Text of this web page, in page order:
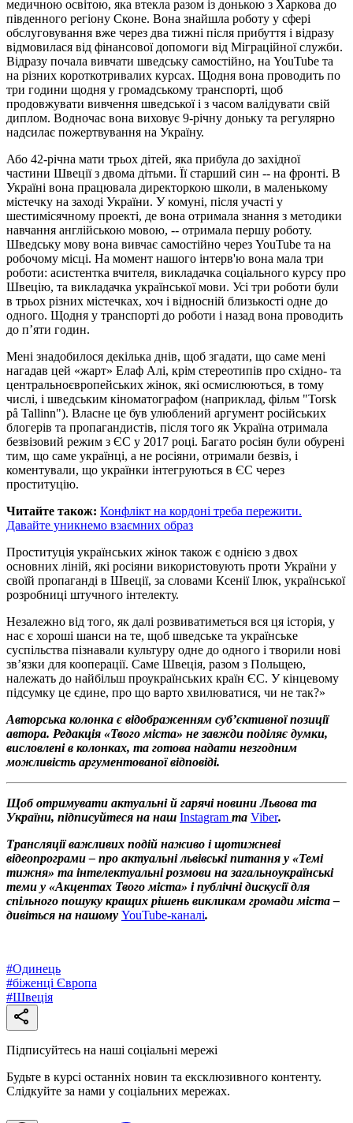
медичною освітою, яка втекла разом із донькою з Харкова до
південного регіону Сконе. Вона знайшла роботу у сфері
обслуговування вже через два тижні після прибуття і відразу
відмовилася від фінансової допомоги від Міграційної служби.
Відразу почала вивчати шведську самостійно, на YouTube та
на різних короткотривалих курсах. Щодня вона проводить по
три години щодня у громадському транспорті, щоб
продовжувати вивчення шведської і з часом валідувати свій
диплом. Водночас вона виховує 9-річну доньку та регулярно
надсилає пожертвування на Україну.
Або 42-річна мати трьох дітей, яка прибула до західної
частини Швеції з двома дітьми. Її старший син -- на фронті. В
Україні вона працювала директоркою школи, в маленькому
містечку на заході України. У комуні, після участі у
шестимісячному проекті, де вона отримала знання з методики
навчання англійською мовою, -- отримала першу роботу.
Шведську мову вона вивчає самостійно через YouTube та на
робочому місці. На момент нашого інтерв'ю вона мала три
роботи: асистентка вчителя, викладачка соціального курсу про
Швецію, та викладачка української мови. Усі три роботи були
в трьох різних містечках, хоч і відносній близькості одне до
одного. Щодня у транспорті до роботи і назад вона проводить
до п’яти годин.
Мені знадобилося декілька днів, щоб згадати, що саме мені
нагадав цей «жарт» Елаф Алі, крім стереотипів про східно- та
центральноєвропейських жінок, які осмислюються, в тому
числі, і шведським кіноматографом (наприклад, фільм "Torsk
på Tallinn"). Власне це був улюблений аргумент російських
блогерів та пропагандистів, після того як Україна отримала
безвізовий режим з ЄС у 2017 році. Багато росіян були обурені
тим, що саме українці, а не росіяни, отримали безвіз, і
коментували, що українки інтегруються в ЄС через
проституцію.
Читайте також: Конфлікт на кордоні треба пережити.
Давайте уникнемо взаємних образ
Проституція українських жінок також є однією з двох
основних ліній, які росіяни використовують проти України у
своїй пропаганді в Швеції, за словами Ксенії Ілюк, української
розробниці штучного інтелекту.
Незалежно від того, як далі розвиватиметься вся ця історія, у
нас є хороші шанси на те, щоб шведське та українське
суспільства пізнавали культуру одне до одного і творили нові
зв’язки для кооперації. Саме Швеція, разом з Польщею,
належать до найбільш проукраїнських країн ЄС. У кінцевому
підсумку це єдине, про що варто хвилюватися, чи не так?»
Авторська колонка є відображенням суб’єктивної позиції
автора. Редакція «Твого міста» не завжди поділяє думки,
висловлені в колонках, та готова надати незгодним
можливість аргументованої відповіді.
Щоб отримувати актуальні й гарячі новини Львова та
України, підписуйтеся на наш Instagram та Viber.
Трансляції важливих подій наживо і щотижневі
відеопрограми – про актуальні львівські питання у «Темі
тижня» та інтелектуальні розмови на загальноукраїнські
теми у «Акцентах Твого міста» і публічні дискусії для
спільного пошуку кращих рішень викликам громади міста –
дивіться на нашому YouTube-каналі.
#Одинець
#біженці Європа
#Швеція
Підписуйтесь на наші соціальні мережі
Будьте в курсі останніх новин та ексклюзивного контенту.
Слідкуйте за нами у соціальних мережах.